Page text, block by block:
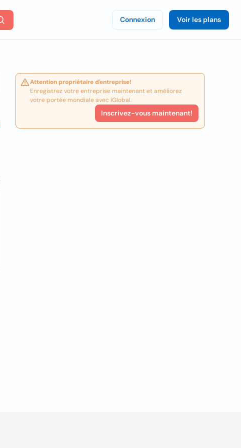
Connexion Voir les plans
Attention propriétaire d'entreprise!
Enregistrez votre entreprise maintenant et améliorez
votre portée mondiale avec iGlobal.
Inscrivez-vous maintenant!